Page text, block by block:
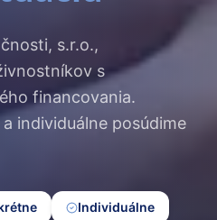
s.r.o.,
s
financovania.
individuálne posúdime
Individuálne